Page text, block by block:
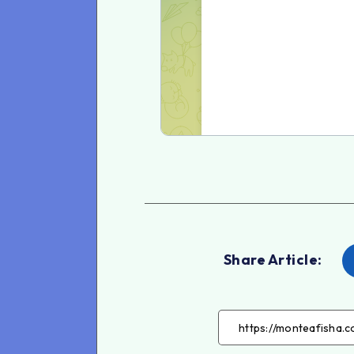
Share Article: